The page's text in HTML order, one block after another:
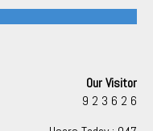
Our Visitor
9 2 3 6 2 6